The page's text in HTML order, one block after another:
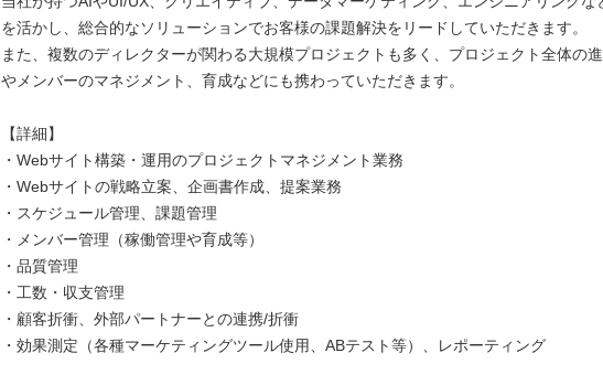
を活かし、総合的なソリューションでお客様の課題解決をリードしていただきます。
また、複数のディレクターが関わる大規模プロジェクトも多く、プロジェクト全体の
やメンバーのマネジメント、育成などにも携わっていただきます。
【詳細】
・Webサイト構築・運用のプロジェクトマネジメント業務
・Webサイトの戦略立案、企画書作成、提案業務
・スケジュール管理、課題管理
・メンバー管理（稼働管理や育成等）
・品質管理
・工数・収支管理
・顧客折衝、外部パートナーとの連携/折衝
・効果測定（各種マーケティングツール使用、ABテスト等）、レポーティング